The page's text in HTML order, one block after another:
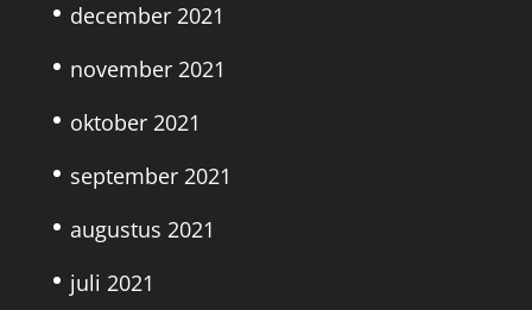
december 2021
november 2021
oktober 2021
september 2021
augustus 2021
juli 2021